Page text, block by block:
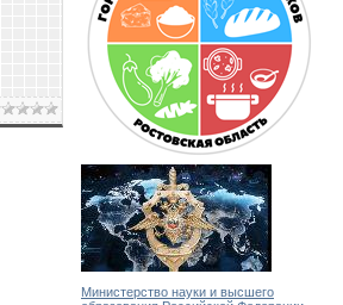
Министерство науки и высшего